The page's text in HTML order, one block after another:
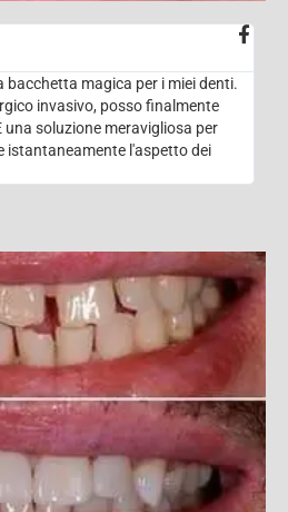
bacchetta magica per i miei denti.
invasivo, posso finalmente
una soluzione meravigliosa per
istantaneamente l'aspetto dei